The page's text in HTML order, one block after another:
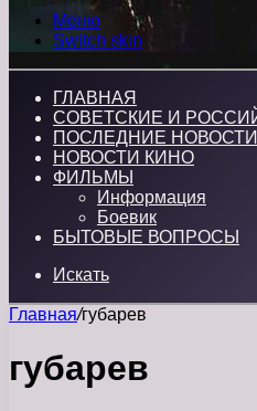
Меню
Switch skin
ГЛАВНАЯ
СОВЕТСКИЕ И
ПОСЛЕДНИЕ НОВОСТИ
НОВОСТИ КИНО
ФИЛЬМЫ
Информация
Боевик
БЫТОВЫЕ ВОПРОСЫ
Искать
Главная/губарев
губарев